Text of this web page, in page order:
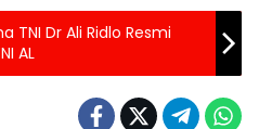
TNI Dr Ali Ridlo Resmi
AL